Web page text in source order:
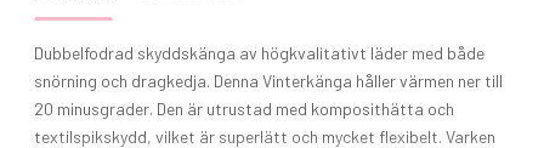
Dubbelfodrad skyddskänga av högkvalitativt läder med både
snörning och dragkedja. Denna Vinterkänga håller värmen ner till
20 minusgrader. Den är utrustad med komposithätta och
textilspikskydd, vilket är superlätt och mycket flexibelt. Varken